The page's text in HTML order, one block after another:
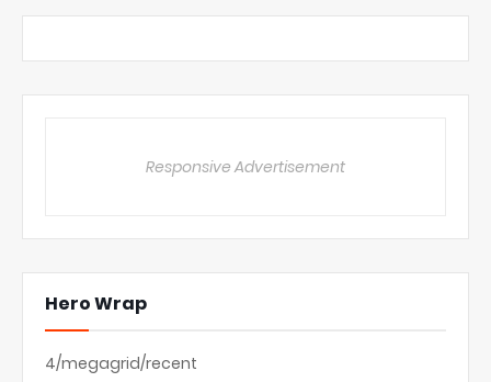
Responsive Advertisement
Hero Wrap
4/megagrid/recent